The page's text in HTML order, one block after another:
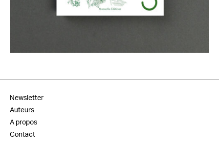
Newsletter
Auteurs
A propos
Contact